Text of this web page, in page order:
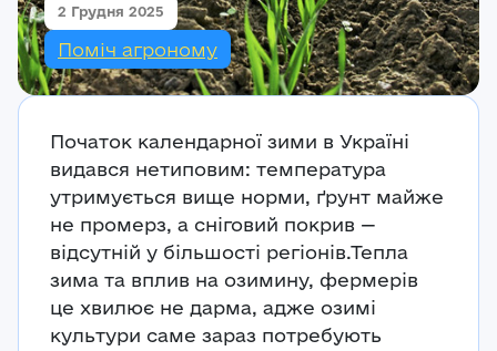
Закрити
2 Грудня 2025
Поміч агроному
Початок календарної зими в Україні
видався нетиповим: температура
утримується вище норми, ґрунт майже
не промерз, а сніговий покрив —
відсутній у більшості регіонів.Тепла
зима та вплив на озимину, фермерів
це хвилює не дарма, адже озимі
культури саме зараз потребують